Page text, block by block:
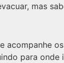
mas
acompanhe
para onde